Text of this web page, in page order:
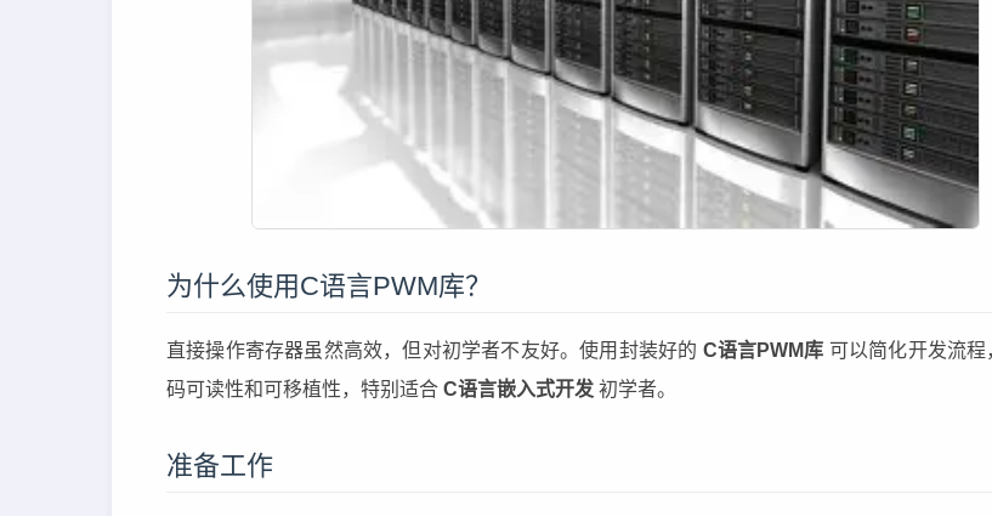
为什么使用C语言PWM库？
直接操作寄存器虽然高效，但对初学者不友好。使用封装好的 C语言PWM库 可以简化开发流程
码可读性和可移植性，特别适合 C语言嵌入式开发 初学者。
准备工作